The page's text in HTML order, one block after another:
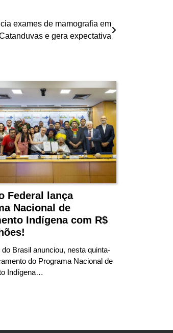
exames de mamografia em
e gera expectativa
Federal lança
Nacional de
Indígena com R$
Brasil anunciou, nesta quinta-
do Programa Nacional de
Indígena…